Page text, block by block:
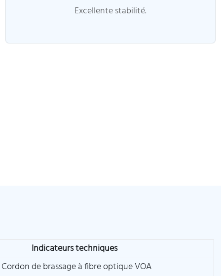
Excellente stabilité.
Indicateurs techniques
Cordon de brassage à fibre optique VOA